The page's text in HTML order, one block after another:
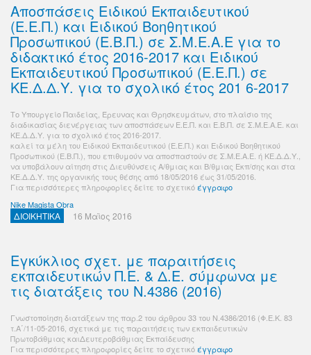
Αποσπάσεις Ειδικού Εκπαιδευτικού
(Ε.Ε.Π.) και Ειδικού Βοηθητικού
Προσωπικού (Ε.Β.Π.) σε Σ.Μ.Ε.Α.Ε για το
διδακτικό έτος 2016-2017 και Ειδικού
Εκπαιδευτικού Προσωπικού (Ε.Ε.Π.) σε
ΚΕ.Δ.Δ.Υ. για το σχολικό έτος 201 6-2017
Το Υπουργείo Παιδείας, Έρευνας και Θρησκευμάτων, στο πλαίσιο της
διαδικασίας διενέργειας των αποσπάσεων Ε.Ε.Π. και Ε.Β.Π. σε Σ.Μ.Ε.Α.Ε. και
ΚΕ.Δ.Δ.Υ. για το σχολικό έτος 2016-2017.
καλεί τα μέλη του Ειδικού Εκπαιδευτικού (Ε.Ε.Π.) και Ειδικού Βοηθητικού
Προσωπικού (Ε.Β.Π.), που επιθυμούν να αποσπαστούν σε Σ.Μ.Ε.Α.Ε. ή ΚΕ.Δ.Δ.Υ.,
να υποβάλουν αίτηση στις Διευθύνσεις Α/θμιας και Β/θμιας Εκπ/σης και στα
ΚΕ.Δ.Δ.Υ. της οργανικής τους θέσης από 18/05/2016 έως 31/05/2016.
Για περισσότερες πληροφορίες δείτε το σχετικόέγγραφο
Nike Magista Obra
ΔΙΟΙΚΗΤΙΚΑ 16 Μαϊος 2016
Εγκύκλιος σχετ. με παραιτήσεις
εκπαιδευτικών Π.Ε. & Δ.Ε. σύμφωνα με
τις διατάξεις του Ν.4386 (2016)
Γνωστοποίηση διατάξεων της παρ.2 του άρθρου 33 του Ν.4386/2016 (Φ.Ε.Κ. 83
τ.Α΄/11-05-2016, σχετικά με τις παραιτήσεις των εκπαιδευτικών
Πρωτοβάθμιας καιΔευτεροβάθμιας Εκπαίδευσης
Για περισσότερες πληροφορίες δείτε το σχετικόέγγραφο